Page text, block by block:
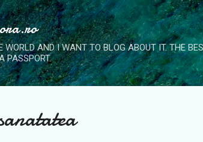
Skip to main content
WORLD AND I WANT TO BLOG ABOUT IT. THE
PASSPORT.